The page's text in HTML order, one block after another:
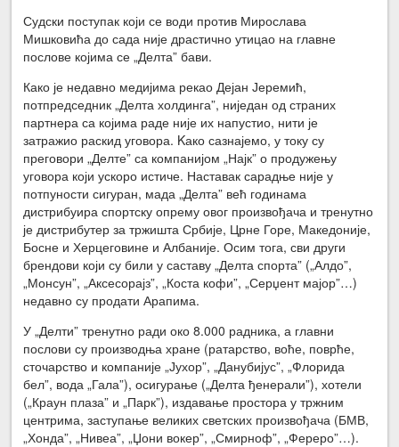
Судски поступак који се води против Мирослава
Мишковића до сада није драстично утицао на главне
послове којима се „Делта” бави.
Како је недавно медијима рекао Дејан Јеремић,
потпредседник „Делта холдинга”, ниједан од страних
партнера са којима раде није их напустио, нити је
затражио раскид уговора. Kако сазнајемо, у току су
преговори „Делте” са компанијом „Најк” о продужењу
уговора који ускоро истиче. Наставак сарадње није у
потпуности сигуран, мада „Делта” већ годинама
дистрибуира спортску опрему овог произвођача и тренутно
је дистрибутер за тржишта Србије, Црне Горе, Македоније,
Босне и Херцеговине и Албаније. Осим тога, сви други
брендови који су били у саставу „Делта спорта” („Алдо”,
„Монсун”, „Аксесорајз”, „Коста кофи”, „Серџент мајор”…)
недавно су продати Арапима.
У „Делти” тренутно ради око 8.000 радника, а главни
послови су производња хране (ратарство, воће, поврће,
сточарство и компаније „Јухор”, „Данубијус”, „Флорида
бел”, вода „Гала”), осигурање („Делта ђенерали”), хотели
(„Краун плаза” и „Парк”), издавање простора у тржним
центрима, заступање великих светских произвођача (БМВ,
„Хонда”, „Нивеа”, „Џони вокер”, „Смирноф”, „Фереро”…).